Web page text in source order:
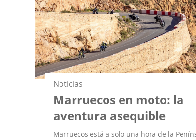
Noticias
Marruecos en moto: la
aventura asequible
Marruecos está a solo una hora de la